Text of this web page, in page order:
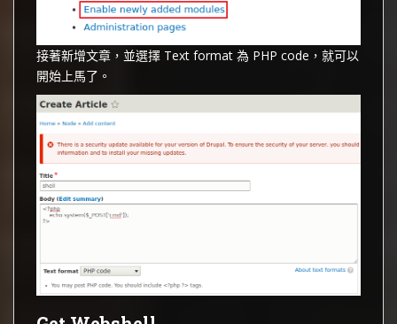
接著新增文章，並選擇 Text format 為 PHP code，就可以
開始上馬了。